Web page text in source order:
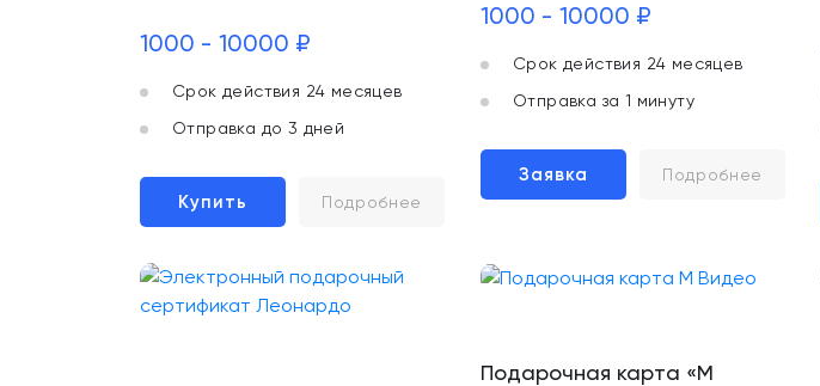
1000 - 10000 ₽
Срок действия 24 месяцев
Отправка до 3 дней
Купить Подробнее
1000 - 10000 ₽
Срок действия 24 месяцев
Отправка за 1 минуту
Заявка Подробнее
Подарочная карта «М